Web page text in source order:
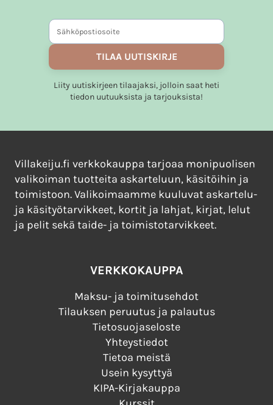
TILAA UUTISKIRJE
Liity uutiskirjeen tilaajaksi, jolloin saat heti
tiedon uutuuksista ja tarjouksista!
Villakeiju.fi verkkokauppa tarjoaa monipuolisen
valikoiman tuotteita askarteluun, käsitöihin ja
toimistoon. Valikoimaamme kuuluvat askartelu-
ja käsityötarvikkeet, kortit ja lahjat, kirjat, lelut
ja pelit sekä taide- ja toimistotarvikkeet.
VERKKOKAUPPA
Maksu- ja toimitusehdot
Tilauksen peruutus ja palautus
Tietosuojaseloste
Yhteystiedot
Tietoa meistä
Usein kysyttyä
KIPA-Kirjakauppa